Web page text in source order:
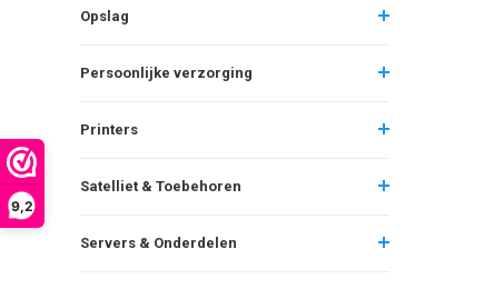
9,2
Opslag
Persoonlijke verzorging
Printers
Satelliet & Toebehoren
Servers & Onderdelen